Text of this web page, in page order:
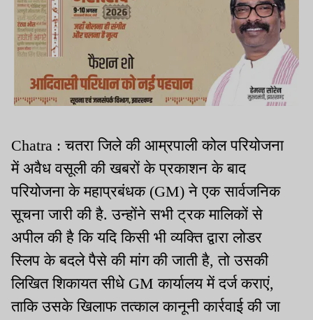
Chatra : चतरा जिले की आम्रपाली कोल परियोजना
में अवैध वसूली की खबरों के प्रकाशन के बाद
परियोजना के महाप्रबंधक (GM) ने एक सार्वजनिक
सूचना जारी की है. उन्होंने सभी ट्रक मालिकों से
अपील की है कि यदि किसी भी व्यक्ति द्वारा लोडर
स्लिप के बदले पैसे की मांग की जाती है, तो उसकी
लिखित शिकायत सीधे GM कार्यालय में दर्ज कराएं,
ताकि उसके खिलाफ तत्काल कानूनी कार्रवाई की जा